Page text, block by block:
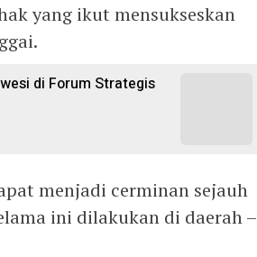
yang ikut mensukseskan
di Forum Strategis
menjadi cerminan sejauh
ini dilakukan di daerah –